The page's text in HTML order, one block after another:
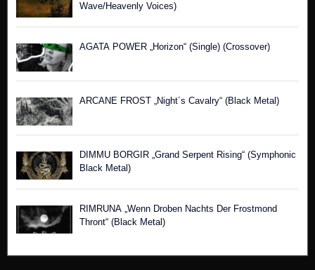
Wave/Heavenly Voices)
AGATA POWER „Horizon“ (Single) (Crossover)
ARCANE FROST „Night´s Cavalry“ (Black Metal)
DIMMU BORGIR „Grand Serpent Rising“ (Symphonic
Black Metal)
RIMRUNA „Wenn Droben Nachts Der Frostmond
Thront“ (Black Metal)